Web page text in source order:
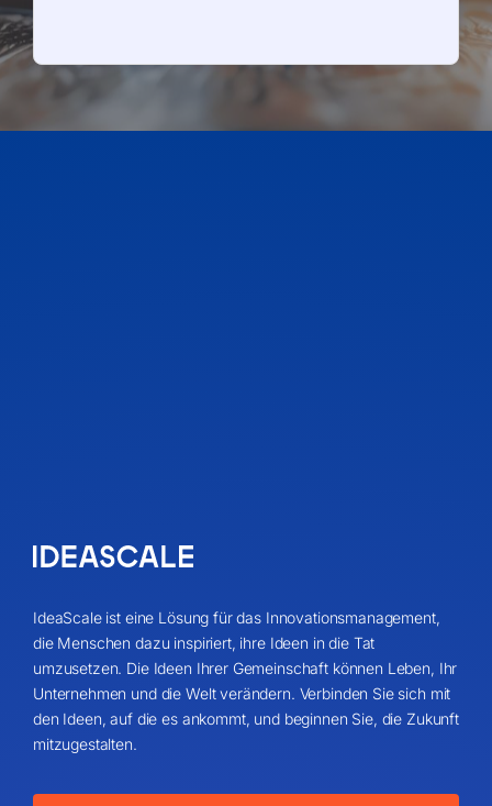
IdeaScale ist eine Lösung für das Innovationsmanagement,
die Menschen dazu inspiriert, ihre Ideen in die Tat
umzusetzen. Die Ideen Ihrer Gemeinschaft können Leben, Ihr
Unternehmen und die Welt verändern. Verbinden Sie sich mit
den Ideen, auf die es ankommt, und beginnen Sie, die Zukunft
mitzugestalten.